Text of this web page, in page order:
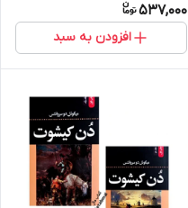
537,000
افزودن به سبد